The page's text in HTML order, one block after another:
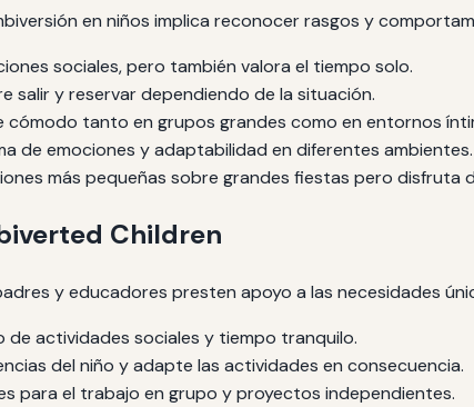
en niños implica reconocer rasgos y
sociales, pero también valora el tiempo solo.
salir y reservar dependiendo de la situación.
cómodo tanto en grupos grandes como en entornos
de emociones y adaptabilidad en diferentes ambientes.
más pequeñas sobre grandes fiestas pero disfruta
Children
y educadores presten apoyo a las necesidades
de actividades sociales y tiempo tranquilo.
del niño y adapte las actividades en consecuencia.
para el trabajo en grupo y proyectos independientes.